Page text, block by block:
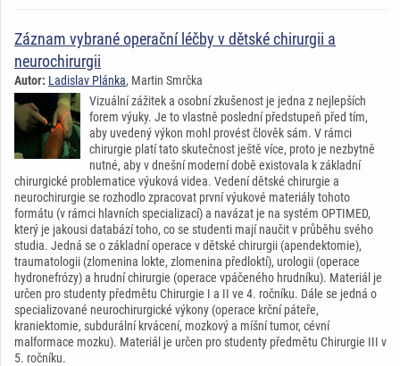
Záznam vybrané operační léčby v dětské chirurgii a
neurochirurgii
Autor: Ladislav Plánka, Martin Smrčka
Vizuální zážitek a osobní zkušenost je jedna z nejlepších
forem výuky. Je to vlastně poslední předstupeň před tím,
aby uvedený výkon mohl provést člověk sám. V rámci
chirurgie platí tato skutečnost ještě více, proto je nezbytně
nutné, aby v dnešní moderní době existovala k základní
chirurgické problematice výuková videa. Vedení dětské chirurgie a
neurochirurgie se rozhodlo zpracovat první výukové materiály tohoto
formátu (v rámci hlavních specializací) a navázat je na systém OPTIMED,
který je jakousi databází toho, co se studenti mají naučit v průběhu svého
studia. Jedná se o základní operace v dětské chirurgii (apendektomie),
traumatologii (zlomenina lokte, zlomenina předloktí), urologii (operace
hydronefrózy) a hrudní chirurgie (operace vpáčeného hrudníku). Materiál je
určen pro studenty předmětu Chirurgie I a II ve 4. ročníku. Dále se jedná o
specializované neurochirurgické výkony (operace krční páteře,
kraniektomie, subdurální krvácení, mozkový a míšní tumor, cévní
malformace mozku). Materiál je určen pro studenty předmětu Chirurgie III v
5. ročníku.